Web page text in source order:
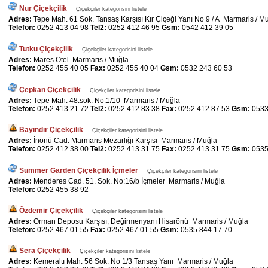
Nur Çiçekçilik Çiçekçiler kategorisini listele
Adres: Tepe Mah. 61 Sok. Tansaş Karşısı Kır Çiçeği Yanı No 9 / A Marmaris /
Telefon: 0252 413 04 98 Tel2: 0252 412 46 95 Gsm: 0542 412 39 05
Tutku Çiçekçilik Çiçekçiler kategorisini listele
Adres: Mares Otel Marmaris / Muğla
Telefon: 0252 455 40 05 Fax: 0252 455 40 04 Gsm: 0532 243 60 53
Çepkan Çiçekçilik Çiçekçiler kategorisini listele
Adres: Tepe Mah. 48.sok. No:1/10 Marmaris / Muğla
Telefon: 0252 413 21 72 Tel2: 0252 412 83 38 Fax: 0252 412 87 53 Gsm:
Bayındır Çiçekçilik Çiçekçiler kategorisini listele
Adres: İnönü Cad. Marmaris Mezarlığı Karşısı Marmaris / Muğla
Telefon: 0252 412 38 00 Tel2: 0252 413 31 75 Fax: 0252 413 31 75 Gsm:
Summer Garden Çiçekçilik İçmeler Çiçekçiler kategorisini listele
Adres: Menderes Cad. 51. Sok. No:16/b İçmeler Marmaris / Muğla
Telefon: 0252 455 38 92
Özdemir Çiçekçilik Çiçekçiler kategorisini listele
Adres: Orman Deposu Karşısı, Değirmenyanı Hisarönü Marmaris / Muğla
Telefon: 0252 467 01 55 Fax: 0252 467 01 55 Gsm: 0535 844 17 70
Sera Çiçekçilik Çiçekçiler kategorisini listele
Adres: Kemeraltı Mah. 56 Sok. No 1/3 Tansaş Yanı Marmaris / Muğla